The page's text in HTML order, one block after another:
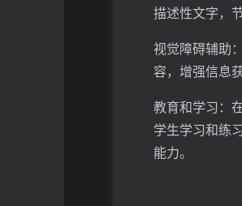
描述性文字，
视觉障碍辅助
容，增强信息
教育和学习：
学生学习和练
能力。